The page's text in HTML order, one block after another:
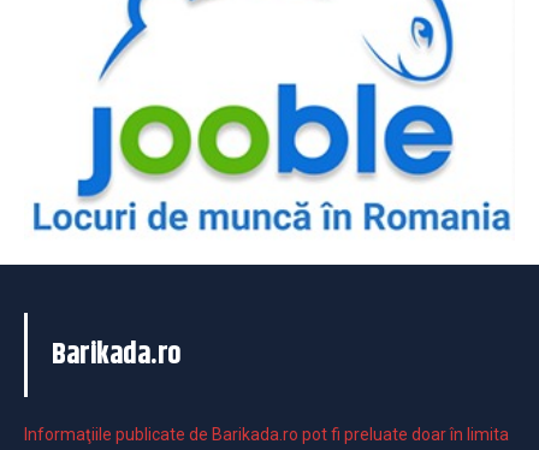
Barikada.ro
Informaţiile publicate de Barikada.ro pot fi preluate doar în limita